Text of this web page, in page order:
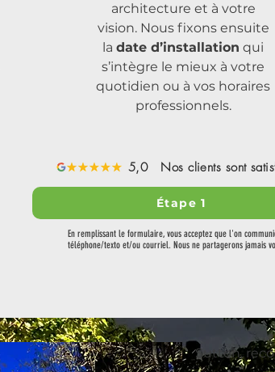
architecture et à votre
vision. Nous fixons ensuite
la date d’installation qui
s’intègre le mieux à votre
quotidien ou à vos horaires
professionnels.
5,0 Nos clients sont
Étape 1
En remplissant le formulaire, vous acceptez que l'on
téléphone/texto et/ou courriel. Nous ne partagerons jamais
Sutton,